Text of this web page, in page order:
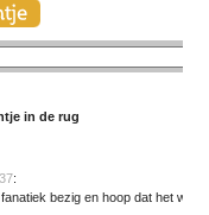
in de rug
:
bezig en hoop dat het